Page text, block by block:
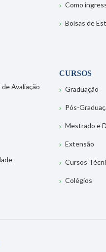
Avaliação
Como
Bolsas de
CURSOS
Graduação
Pós-
Mestrado e
Extensão
Cursos
Colégios